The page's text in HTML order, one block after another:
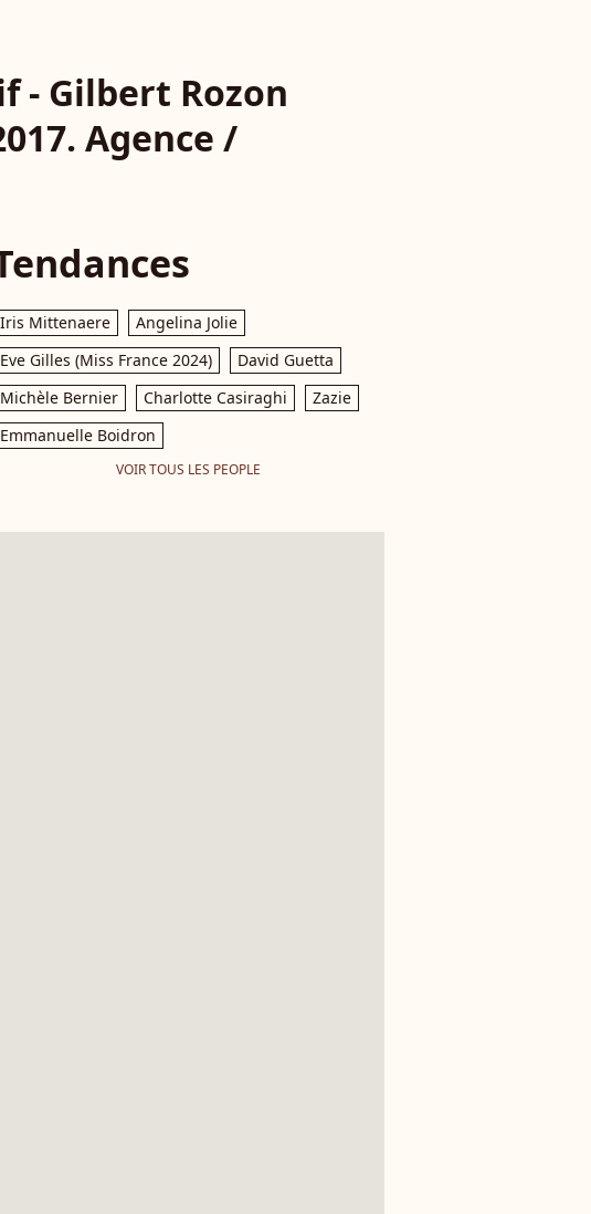
- Gilbert Rozon
Agence /
Iris Mittenaere
Angelina Jolie
Eve Gilles (Miss France 2024)
David Guetta
Michèle Bernier
Charlotte Casiraghi
Zazie
Emmanuelle Boidron
VOIR TOUS LES PEOPLE